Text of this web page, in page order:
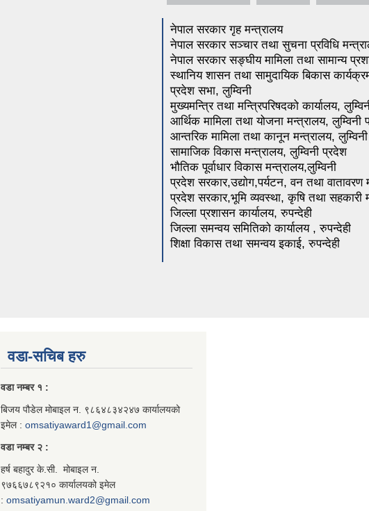
नेपाल सरकार गृह मन्त्रालय
नेपाल सरकार सञ्चार तथा सुचना प्रविधि
नेपाल सरकार सङ्घीय मामिला तथा सामान्य
स्थानिय शासन तथा सामुदायिक बिकास
प्रदेश सभा, लुम्विनी
मुख्यमन्त्रि तथा मन्त्रिपरिषदको कार्यालय,
आर्थिक मामिला तथा योजना मन्त्रालय, लुम्विनी
आन्तरिक मामिला तथा कानून मन्त्रालय,
सामाजिक विकास मन्त्रालय, लुम्विनी प्रदेश
भौतिक पूर्वाधार विकास मन्त्रालय,लुम्विनी
प्रदेश सरकार,उद्याेग,पर्यटन, वन तथा वातावरण
प्रदेश सरकार,भूमि व्यवस्था, कृषि तथा सहकारी
जिल्ला प्रशासन कार्यालय, रुपन्देही
जिल्ला समन्वय समितिको कार्यालय , रुपन्देही
शिक्षा विकास तथा समन्वय इकाई, रुपन्देही
वडा-सचिब हरु
वडा नम्बर १ :
बिजय पौडेल मोबाइल न. ९८६४८३४२४७ कार्यालयको
इमेल : omsatiyaward1@gmail.com
वडा नम्बर २ :
हर्ष बहादुर के.सी. मोबाइल न.
९७६६७८९२१० कार्यालयको इमेल
: omsatiyamun.ward2@gmail.com